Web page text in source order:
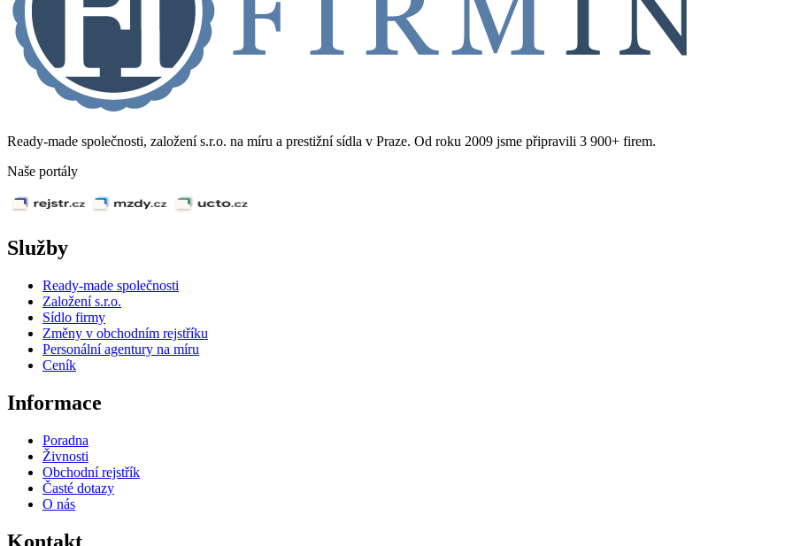
Ready-made společnosti, založení s.r.o. na míru a prestižní sídla v Praze. Od roku 2009 jsme připravili 3 900+ firem.
Naše portály
Služby
Ready-made společnosti
Založení s.r.o.
Sídlo firmy
Změny v obchodním rejstříku
Personální agentury na míru
Ceník
Informace
Poradna
Živnosti
Obchodní rejstřík
Časté dotazy
O nás
Kontakt